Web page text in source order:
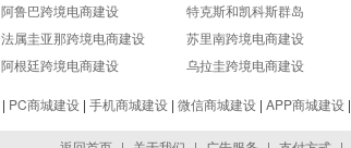
阿鲁巴跨境电商建设 特克斯和凯科斯群岛
法属圭亚那跨境电商建设 苏里南跨境电商建设
阿根廷跨境电商建设 乌拉圭跨境电商建设
| PC商城建设 | 手机商城建设 | 微信商城建设 | APP商城建设 |